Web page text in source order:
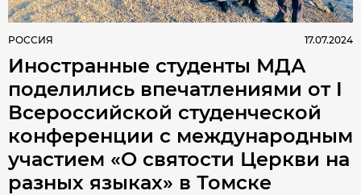
РОССИЯ 17.07.2024
Иностранные студенты МДА
поделились впечатлениями от I
Всероссийской студенческой
конференции с международным
участием «О святости Церкви на
разных языках» в Томске